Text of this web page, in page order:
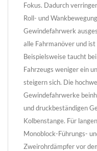
Fokus. Dadurch
Roll- und
Gewindefahrwerk
alle Fahrmanöver und
Beispielsweise taucht
Fahrzeugs weniger ein
steigern sich. Die
Gewindefahrwerke
und druckbeständigen
Kolbenstange. Für
Monoblock-Führungs-
Zweirohrdämpfer vor